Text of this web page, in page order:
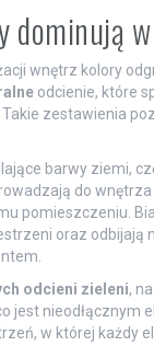
dominują
wnętrz kolory
odcienie, które
zestawienia
barwy ziemi,
do wnętrza
pomieszczeniu.
oraz odbijają
odcieni zieleni,
jest nieodłącznym
w której każdy